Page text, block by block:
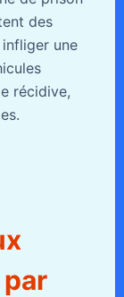
des
une
récidive,